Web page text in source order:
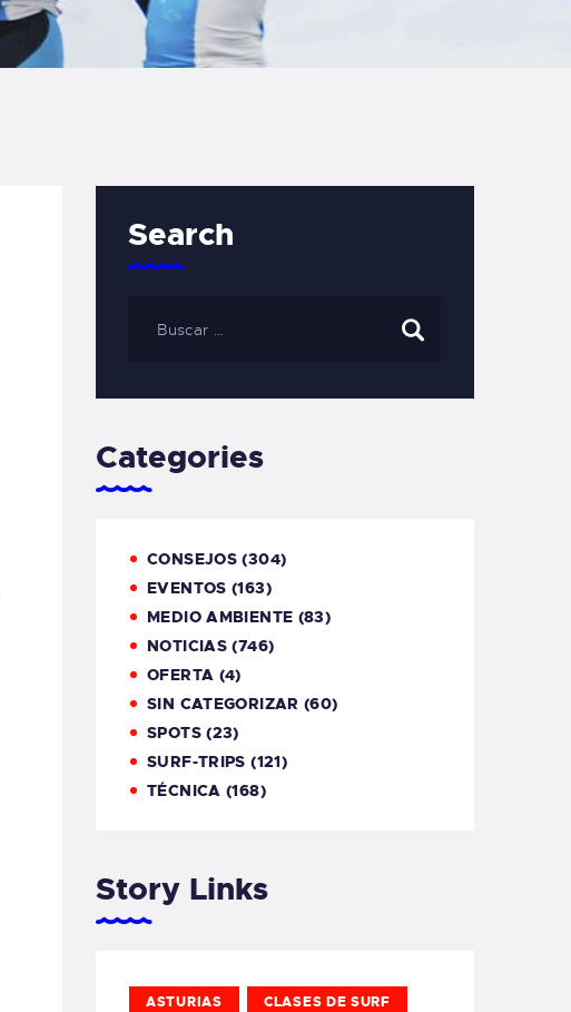
Search
Categories
CONSEJOS (304)
EVENTOS (163)
MEDIO AMBIENTE (83)
NOTICIAS (746)
OFERTA (4)
SIN CATEGORIZAR (60)
SPOTS(23)
SURF-TRIPS (121)
TÉCNICA (168)
Story Links
ASTURIAS CLASES DE SURF